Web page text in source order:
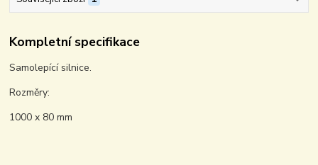
Kompletní specifikace
Samolepící silnice.
Rozměry:
1000 x 80 mm